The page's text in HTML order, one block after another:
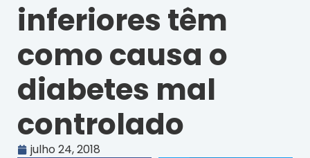
inferiores têm
como causa o
diabetes mal
controlado
julho 24, 2018